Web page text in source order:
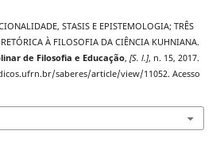
STASIS E EPISTEMOLOGIA; TRÊS
À FILOSOFIA DA CIÊNCIA KUHNIANA.
de Filosofia e Educação, [S. l.], n. 15, 2017.
saberes/article/view/11052. Acesso